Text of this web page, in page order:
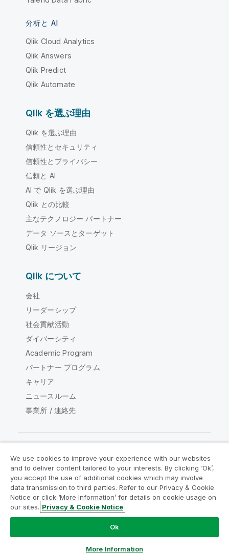
分析と AI
Qlik Cloud Analytics
Qlik Answers
Qlik Predict
Qlik Automate
Qlik を選ぶ理由
Qlik を選ぶ理由
信頼性とセキュリティ
信頼性とプライバシー
信頼と AI
AI で Qlik を選ぶ理由
Qlik との比較
主なテクノロジー パートナー
データ ソースとターゲット
Qlik リージョン
Qlik について
会社
リーダーシップ
社会貢献活動
ダイバーシティ
Academic Program
パートナー プログラム
キャリア
ニュースルーム
事業所 / 連絡先
Qlik コミュニティ
法的契約 製品規約
Legal Policies
リーガルポリシー
利用規約
Do Not Share My Info
Copyright © 1993-2026 QlikTech International AB.無断複写・
We use cookies to improve your experience with our websites
and to deliver content tailored to your interests. By clicking ‘Ok’,
you accept the use of additional cookies which may involve
data transmission to third parties. Refer to our Privacy & Cookie
Notice or click ‘More Information’ for details on cookie usage on
our sites. Privacy & Cookie Notice
Ok
More Information